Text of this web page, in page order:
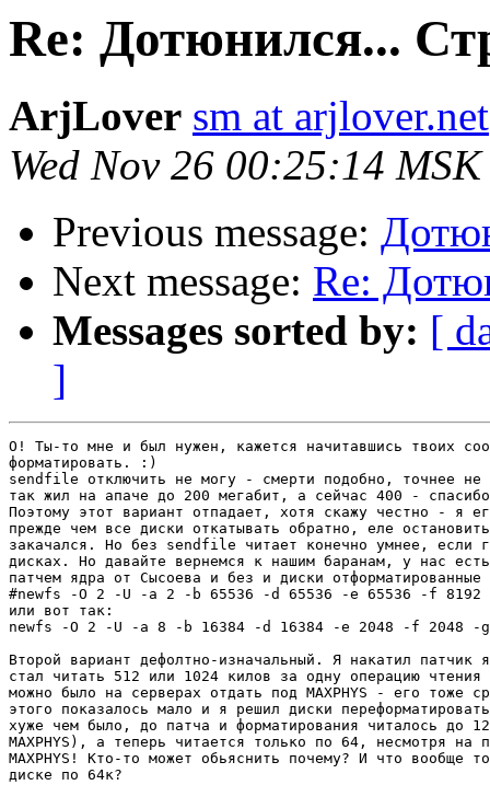
Re: Дотюнился...
ArjLover sm at arjlover.net
Wed Nov 26 00:25:14
Previous message:
Next message: Re:
Messages sorted by: [
]
О! Ты-то мне и был нужен, кажется начитавшись твоих
форматировать. :)
sendfile отключить не могу - смерти подобно, точнее
так жил на апаче до 200 мегабит, а сейчас 400 -
Поэтому этот вариант отпадает, хотя скажу честно - я
прежде чем все диски откатывать обратно, еле
закачался. Но без sendfile читает конечно умнее, если
дисках. Но давайте вернемся к нашим баранам, у нас
патчем ядра от Сысоева и без и диски
#newfs -O 2 -U -a 2 -b 65536 -d 65536 -e 65536 -f 8192
или вот так:
newfs -O 2 -U -a 8 -b 16384 -d 16384 -e 2048 -f 2048 -
Второй вариант дефолтно-изначальный. Я накатил
стал читать 512 или 1024 килов за одну операцию
можно было на серверах отдать под MAXPHYS - его тоже
этого показалось мало и я решил диски
хуже чем было, до патча и форматирования читалось до
MAXPHYS), а теперь читается только по 64, несмотря на
MAXPHYS! Кто-то может обьяснить почему? И что вообще
диске по 64к?